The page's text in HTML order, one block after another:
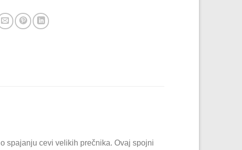
spajanju cevi velikih prečnika. Ovaj spojni